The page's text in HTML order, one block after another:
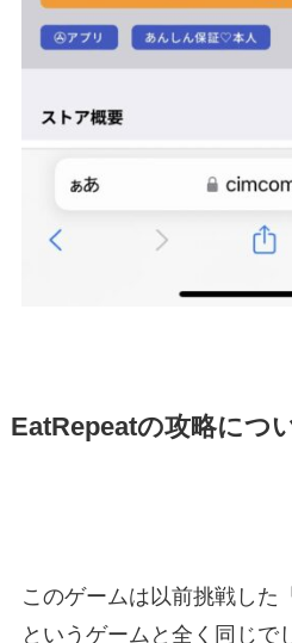
EatRepeatの攻略につ
このゲームは以前挑戦した「
というゲームと全く同じで